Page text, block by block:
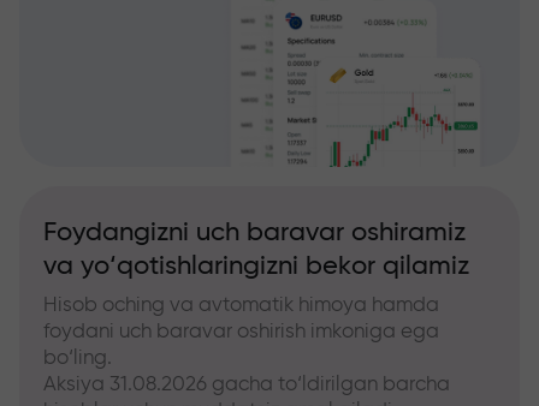
Foydangizni uch baravar oshiramiz
va yo‘qotishlaringizni bekor qilamiz
Hisob oching va avtomatik himoya hamda
foydani uch baravar oshirish imkoniga ega
bo‘ling.
Aksiya 31.08.2026 gacha to‘ldirilgan barcha